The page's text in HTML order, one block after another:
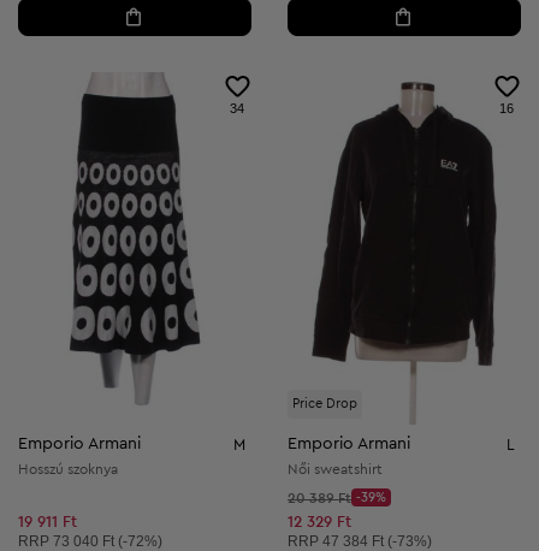
34
Emporio Armani M
Hosszú szoknya
19 911 Ft
Ajánlott ár:
RRP 73 040 Ft (-72%)
Price Drop
16
Emporio Armani L
Női sweatshirt
Kezdő ár:
20 389 Ft
Discount Price:
-39%
Csökkentett ár:
12 329 Ft
Ajánlott ár:
RRP 47 384 Ft (-73%)